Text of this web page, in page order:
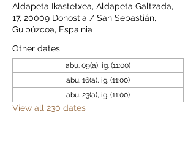
Aldapeta Ikastetxea, Aldapeta Galtzada,
17, 20009 Donostia / San Sebastián,
Guipúzcoa, Espainia
Other dates
abu. 09(a), ig. (11:00)
abu. 16(a), ig. (11:00)
abu. 23(a), ig. (11:00)
View all 230 dates